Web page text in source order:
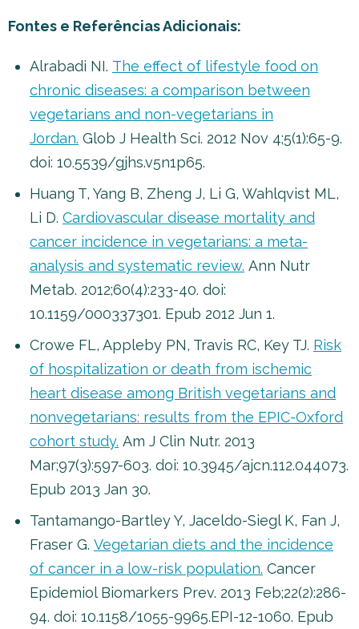
Fontes e Referências Adicionais:
Alrabadi NI. The effect of lifestyle food on
chronic diseases: a comparison between
vegetarians and non-vegetarians in
Jordan. Glob J Health Sci. 2012 Nov 4;5(1):65-9.
doi: 10.5539/gjhs.v5n1p65.
Huang T, Yang B, Zheng J, Li G, Wahlqvist ML,
Li D. Cardiovascular disease mortality and
cancer incidence in vegetarians: a meta-
analysis and systematic review. Ann Nutr
Metab. 2012;60(4):233-40. doi:
10.1159/000337301. Epub 2012 Jun 1.
Crowe FL, Appleby PN, Travis RC, Key TJ. Risk
of hospitalization or death from ischemic
heart disease among British vegetarians and
nonvegetarians: results from the EPIC-Oxford
cohort study. Am J Clin Nutr. 2013
Mar;97(3):597-603. doi: 10.3945/ajcn.112.044073.
Epub 2013 Jan 30.
Tantamango-Bartley Y, Jaceldo-Siegl K, Fan J,
Fraser G. Vegetarian diets and the incidence
of cancer in a low-risk population. Cancer
Epidemiol Biomarkers Prev. 2013 Feb;22(2):286-
94. doi: 10.1158/1055-9965.EPI-12-1060. Epub